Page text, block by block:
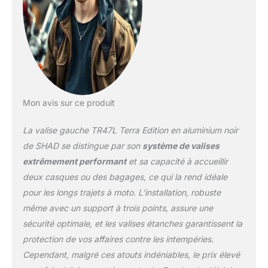
contre les conditions
météorologiques les plus
extrêmes.
Mon avis sur ce produit
La valise gauche TR47L Terra Edition en aluminium noir
de SHAD se distingue par son système de valises
extrêmement performantet sa capacité à accueillir
deux casques ou des bagages, ce qui la rend idéale
pour les longs trajets à moto. L’installation, robuste
même avec un support à trois points, assure une
sécurité optimale, et les valises étanches garantissent la
protection de vos affaires contre les intempéries.
Cependant, malgré ces atouts indéniables, le prix élevé